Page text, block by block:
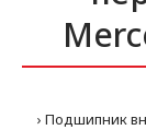
Подшипник